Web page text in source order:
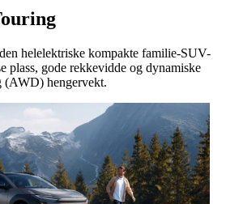
helelektriske kompakte familie-SUV-
plass, gode rekkevidde og dynamiske
(AWD) hengervekt.